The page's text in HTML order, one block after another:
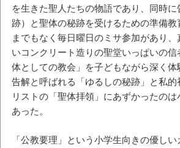
を生きた聖人たちの物語であり、同時
跡）と聖体の秘跡を受けるための準備教
までもなく毎日曜日のミサ参加があり
いコンクリート造りの聖堂いっぱいの
体としての教会」を子どもながら深く
告解と呼ばれる「ゆるしの秘跡」と私
リストの「聖体拝領」にあずかったの
あった。
「公教要理」という小学生向きの優し